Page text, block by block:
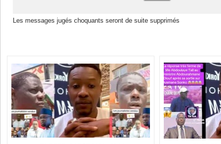
Les messages jugés choquants seront de suite supprimés